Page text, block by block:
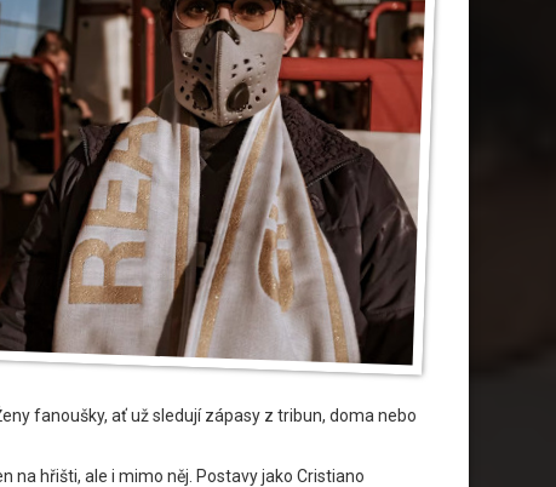
fanoušky, ať už sledují zápasy z tribun, doma nebo
na hřišti, ale i mimo něj. Postavy jako Cristiano